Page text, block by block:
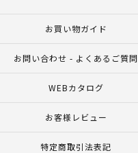
お買い物ガイド
お問い合わせ - よくあるご質問
WEBカタログ
お客様レビュー
特定商取引法表記